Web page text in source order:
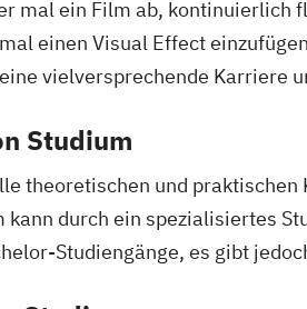
mal ein Film ab, kontinuierlich
einen Visual Effect
vielversprechende Karriere
Studium
theoretischen und
durch ein spezialisiertes
Studiengänge, es gibt